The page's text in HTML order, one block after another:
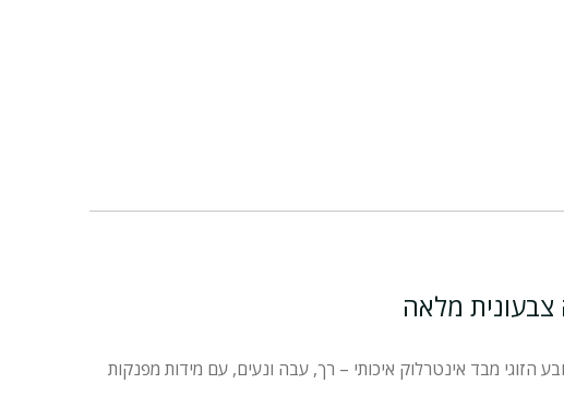
צבעונית מלאה
הזוגי מבד אינטרלוק איכותי – רך, עבה ונעים, עם מידות מפנקות